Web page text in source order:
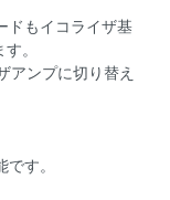
ドもイコライザ基
。
アンプに切り替え
す。